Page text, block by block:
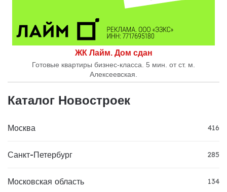
ЖК Лайм. Дом сдан
Готовые квартиры бизнес-класса. 5 мин. от ст. м.
Алексеевская.
Каталог Новостроек
Москва 416
Санкт-Петербург 285
Московская область 134